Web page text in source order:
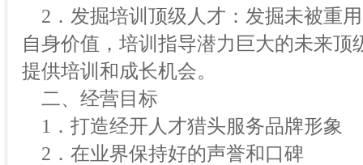
2．发掘培训顶级人才：发掘未被重
自身价值，培训指导潜力巨大的未来
提供培训和成长机会。
二、经营目标
1．打造经开人才猎头服务品牌形象
2．在业界保持好的声誉和口碑